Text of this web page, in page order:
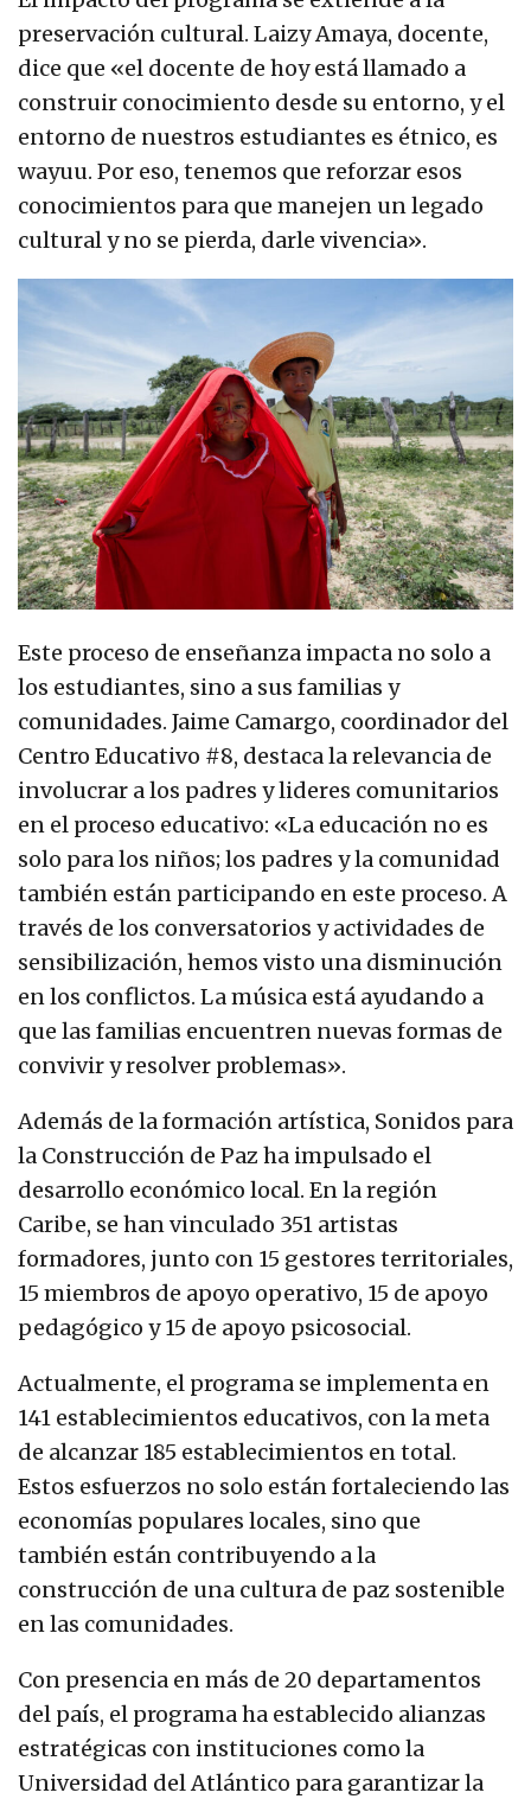
preservación cultural. Laizy Amaya, docente,
dice que «el docente de hoy está llamado a
construir conocimiento desde su entorno, y el
entorno de nuestros estudiantes es étnico, es
wayuu. Por eso, tenemos que reforzar esos
conocimientos para que manejen un legado
cultural y no se pierda, darle vivencia».
Este proceso de enseñanza impacta no solo a
los estudiantes, sino a sus familias y
comunidades. Jaime Camargo, coordinador del
Centro Educativo #8, destaca la relevancia de
involucrar a los padres y lideres comunitarios
en el proceso educativo: «La educación no es
solo para los niños; los padres y la comunidad
también están participando en este proceso. A
través de los conversatorios y actividades de
sensibilización, hemos visto una disminución
en los conflictos. La música está ayudando a
que las familias encuentren nuevas formas de
convivir y resolver problemas».
Además de la formación artística, Sonidos para
la Construcción de Paz ha impulsado el
desarrollo económico local. En la región
Caribe, se han vinculado 351 artistas
formadores, junto con 15 gestores territoriales,
15 miembros de apoyo operativo, 15 de apoyo
pedagógico y 15 de apoyo psicosocial.
Actualmente, el programa se implementa en
141 establecimientos educativos, con la meta
de alcanzar 185 establecimientos en total.
Estos esfuerzos no solo están fortaleciendo las
economías populares locales, sino que
también están contribuyendo a la
construcción de una cultura de paz sostenible
en las comunidades.
Con presencia en más de 20 departamentos
del país, el programa ha establecido alianzas
estratégicas con instituciones como la
Universidad del Atlántico para garantizar la